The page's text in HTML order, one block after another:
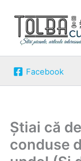
content
Facebook
Știai că
conduse